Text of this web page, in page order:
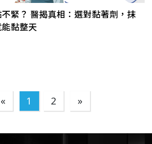
緊？ 醫揭真相：選對黏著劑，抹
能黏整天
« 1 2 »